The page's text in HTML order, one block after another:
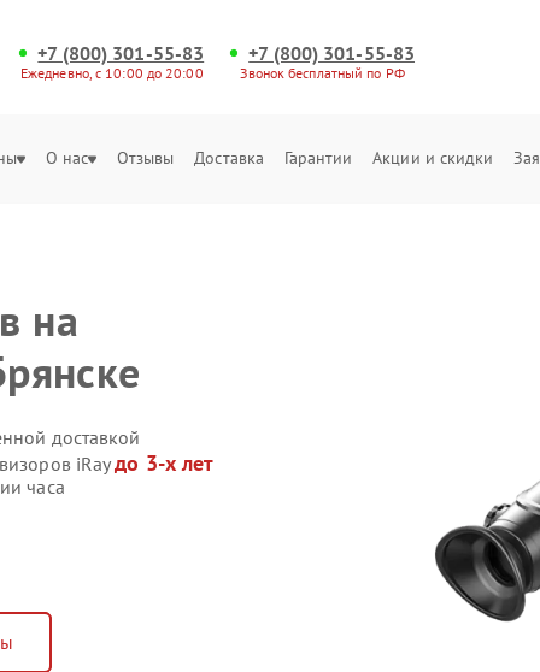
+7 (800) 301-55-83
Ежедневно, с 10:00 до 20:00
+7 (800) 301-55-83
Звонок бесплатный по РФ
О нас Отзывы Доставка Гарантии Акции и скидки
на
доставкой
iRayдо 3-х лет
часа